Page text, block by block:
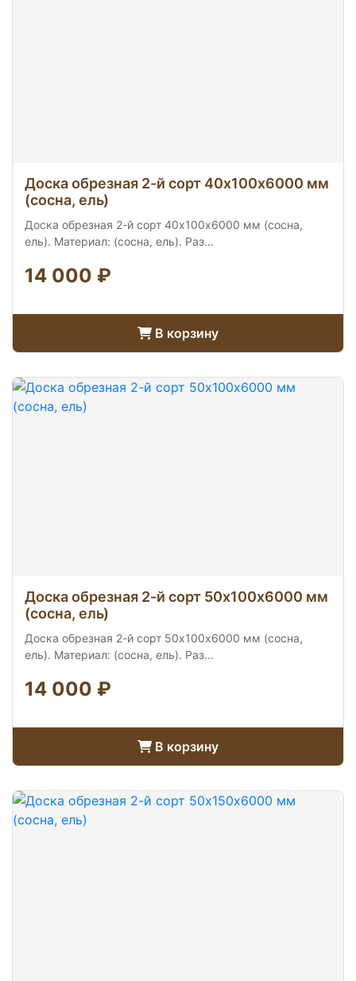
Доска обрезная 2-й сорт 40х100х6000 мм
(сосна, ель)
Доска обрезная 2-й сорт 40х100х6000 мм (сосна,
ель). Материал: (сосна, ель). Раз...
14 000 ₽
В корзину
Доска обрезная 2-й сорт 50х100х6000 мм
(сосна, ель)
Доска обрезная 2-й сорт 50х100х6000 мм (сосна,
ель). Материал: (сосна, ель). Раз...
14 000 ₽
В корзину